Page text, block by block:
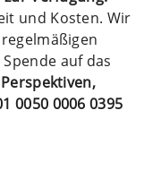
und Kosten. Wir
auf das
0050 0006 0395